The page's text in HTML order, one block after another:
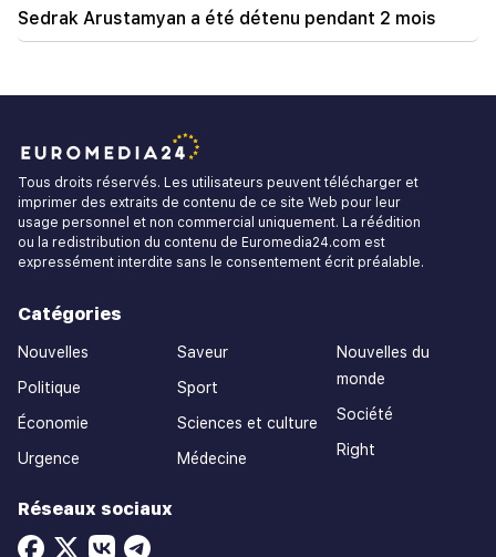
Sedrak Arustamyan a été détenu pendant 2 mois
Tous droits réservés. Les utilisateurs peuvent télécharger et
imprimer des extraits de contenu de ce site Web pour leur
usage personnel et non commercial uniquement. La réédition
ou la redistribution du contenu de Euromedia24.com est
expressément interdite sans le consentement écrit préalable.
Catégories
Nouvelles
Politique
Économie
Urgence
Saveur
Sport
Sciences et culture
Médecine
Nouvelles du
monde
Société
Right
Réseaux sociaux